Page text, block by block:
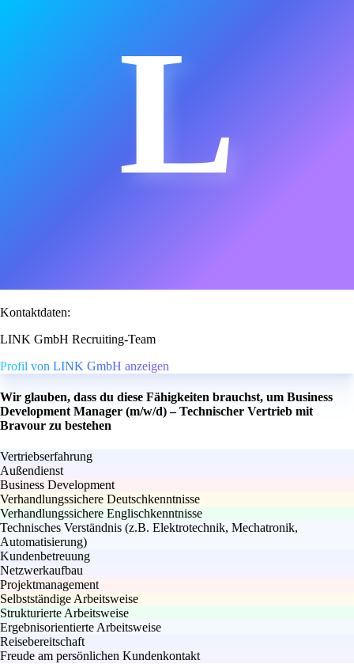
L
Kontaktdaten:
LINK GmbH Recruiting-Team
Profil von LINK GmbH anzeigen
Wir glauben, dass du diese Fähigkeiten brauchst, um Business
Development Manager (m/w/d) – Technischer Vertrieb mit
Bravour zu bestehen
Vertriebserfahrung
Außendienst
Business Development
Verhandlungssichere Deutschkenntnisse
Verhandlungssichere Englischkenntnisse
Technisches Verständnis (z.B. Elektrotechnik, Mechatronik,
Automatisierung)
Kundenbetreuung
Netzwerkaufbau
Projektmanagement
Selbstständige Arbeitsweise
Strukturierte Arbeitsweise
Ergebnisorientierte Arbeitsweise
Reisebereitschaft
Freude am persönlichen Kundenkontakt